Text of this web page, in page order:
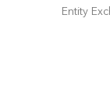
Entity